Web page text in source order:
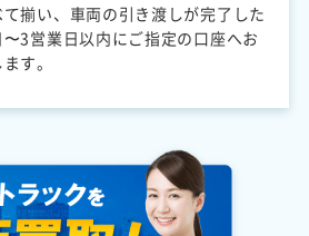
揃い、車両の引き渡しが完了した
3営業日以内にご指定の口座へお
す。